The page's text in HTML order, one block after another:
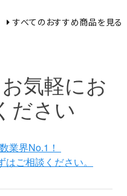
すべてのおすすめ商品を見る